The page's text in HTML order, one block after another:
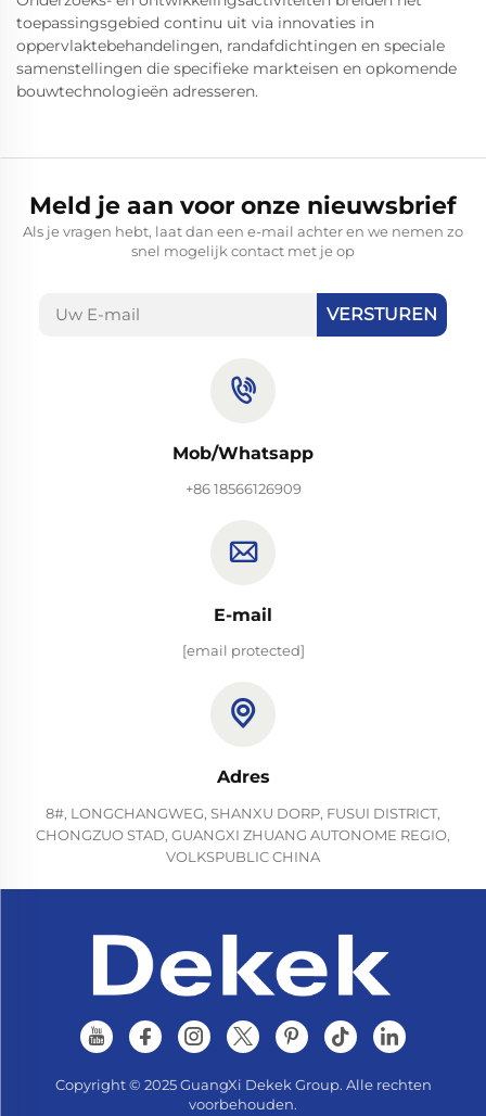
toepassingsgebied continu uit via innovaties in
oppervlaktebehandelingen, randafdichtingen en speciale
samenstellingen die specifieke markteisen en opkomende
bouwtechnologieën adresseren.
Meld je aan voor onze nieuwsbrief
Als je vragen hebt, laat dan een e-mail achter en we nemen zo
snel mogelijk contact met je op
VERSTUREN
Mob/Whatsapp
+86 18566126909
E-mail
[email protected]
Adres
8#, LONGCHANGWEG, SHANXU DORP, FUSUI DISTRICT,
CHONGZUO STAD, GUANGXI ZHUANG AUTONOME REGIO,
VOLKSPUBLIC CHINA
Copyright © 2025 GuangXi Dekek Group. Alle rechten
voorbehouden.